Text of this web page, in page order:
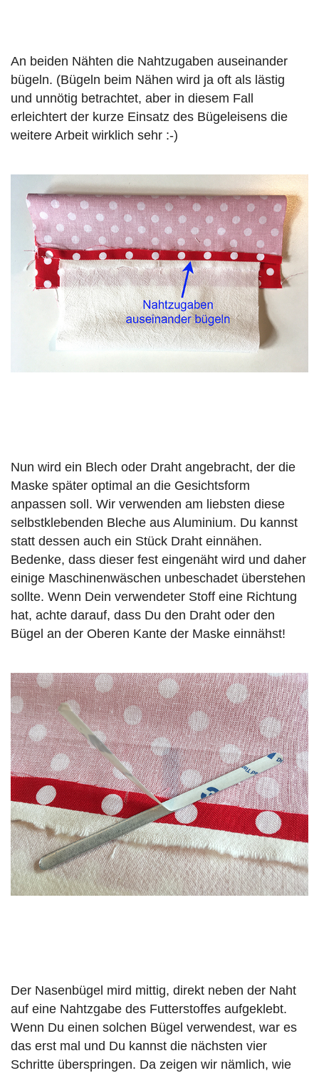
An beiden Nähten die Nahtzugaben auseinander
bügeln. (Bügeln beim Nähen wird ja oft als lästig
und unnötig betrachtet, aber in diesem Fall
erleichtert der kurze Einsatz des Bügeleisens die
weitere Arbeit wirklich sehr :-)
Nun wird ein Blech oder Draht angebracht, der die
Maske später optimal an die Gesichtsform
anpassen soll. Wir verwenden am liebsten diese
selbstklebenden Bleche aus Aluminium. Du kannst
statt dessen auch ein Stück Draht einnähen.
Bedenke, dass dieser fest eingenäht wird und daher
einige Maschinenwäschen unbeschadet überstehen
sollte. Wenn Dein verwendeter Stoff eine Richtung
hat, achte darauf, dass Du den Draht oder den
Bügel an der Oberen Kante der Maske einnähst!
Der Nasenbügel mird mittig, direkt neben der Naht
auf eine Nahtzgabe des Futterstoffes aufgeklebt.
Wenn Du einen solchen Bügel verwendest, war es
das erst mal und Du kannst die nächsten vier
Schritte überspringen. Da zeigen wir nämlich, wie